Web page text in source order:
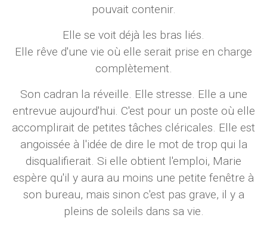
pouvait contenir.
Elle se voit déjà les bras liés.
Elle rêve d'une vie où elle serait prise en charge
complètement.
Son cadran la réveille. Elle stresse. Elle a une
entrevue aujourd'hui. C'est pour un poste où elle
accomplirait de petites tâches cléricales. Elle est
angoissée à l'idée de dire le mot de trop qui la
disqualifierait. Si elle obtient l'emploi, Marie
espère qu'il y aura au moins une petite fenêtre à
son bureau, mais sinon c'est pas grave, il y a
pleins de soleils dans sa vie.